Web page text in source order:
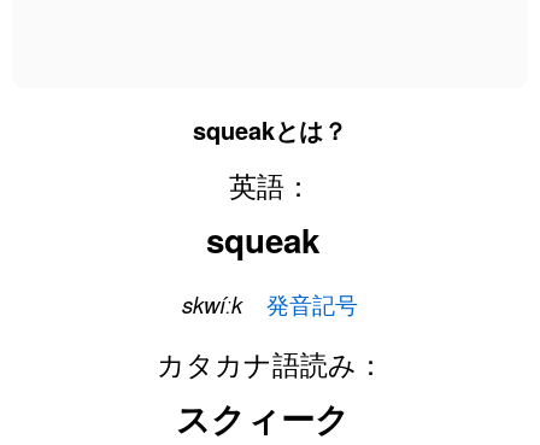
squeakとは？
英語：
squeak
skwíːk 発音記号
カタカナ語読み：
スクィーク